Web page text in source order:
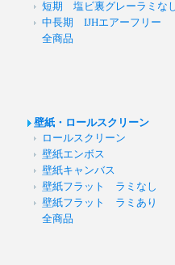
短期 塩ビ裏グレーラミな
中長期 IJHエアーフリー
全商品
壁紙・ロールスクリーン
ロールスクリーン
壁紙エンボス
壁紙キャンバス
壁紙フラット ラミなし
壁紙フラット ラミあり
全商品